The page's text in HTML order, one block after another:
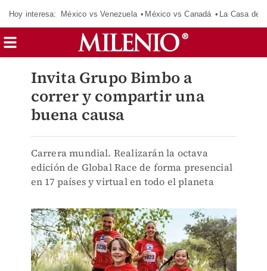
Hoy interesa: México vs Venezuela México vs Canadá La Casa de
Invita Grupo Bimbo a
correr y compartir una
buena causa
Carrera mundial. Realizarán la octava
edición de Global Race de forma presencial
en 17 países y virtual en todo el planeta